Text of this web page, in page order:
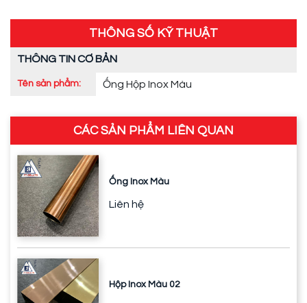
THÔNG SỐ KỸ THUẬT
THÔNG TIN CƠ BẢN
Tên sản phẩm: Ống Hộp Inox Màu
CÁC SẢN PHẨM LIÊN QUAN
Ống Inox Màu
Liên hệ
Hộp Inox Màu 02